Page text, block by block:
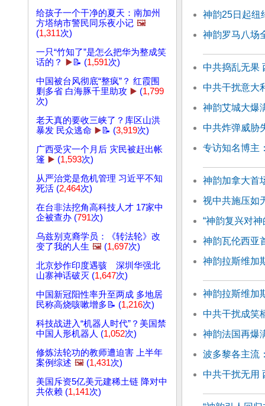
给孩子一个干净的夏天：南加州
方塔纳市警民同乐夜小记 🖼️
(1,311次)
一只“竹知了”是怎么把华为整成笑
话的？
▶️📝 (1,591次)
中国被台风彻底“整疯”？ 红霞围
剿多省 白海豚千里助攻 ▶️ (1,799
次)
老天真的要收三峡了？库区山洪
暴发 民众逃命 ▶️📝 (3,919次)
广西受灾一个月后 灾民被赶出帐
篷 ▶️ (1,593次)
从严治党是危机管理 习近平不知
死活 (2,464次)
在台非法挖角高科技人才 17家中
企被查办 (791次)
乌兹别克裔学员：《转法轮》改
变了我的人生 🖼️ (1,697次)
北京炒作印度遇骇 深圳华强北
山寨神话破灭 (1,647次)
中国新冠阳性率升至两成 多地居
民称高烧咳嗽增多📝 (1,216次)
科技战进入“机器人时代”？美国禁
中国人形机器人 (1,052次)
修炼法轮功的教师遭迫害 上半年
案例综述 🖼️ (1,431次)
美国斥资5亿美元建稀土链 降对中
共依赖 (1,141次)
神韵25日起纽
神韵罗马八场
中共捣乱无果
中共干扰意大
神韵艾城大爆
中共炸弹威胁
专访知名博主
神韵加拿大首
视中共施压如
“神韵复兴对
神韵瓦伦西亚
神韵拉斯维加
神韵拉斯维加
中共干扰成笑
神韵法国再爆
波多黎各主流
中共干扰无用